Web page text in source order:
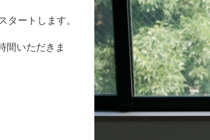
タートします。
間いただきま